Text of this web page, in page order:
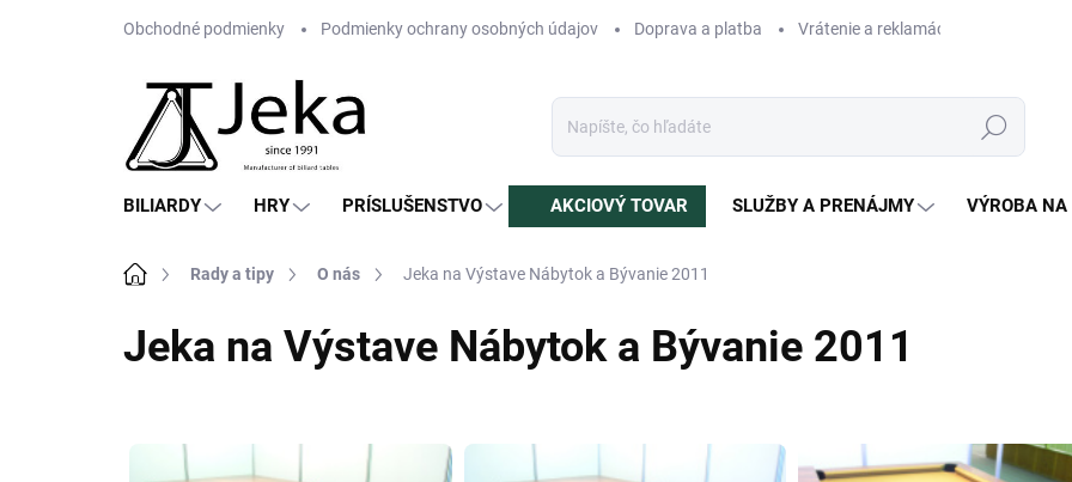
Obchodné podmienky Podmienky ochrany osobných údajov Doprava a platba Vrátenie a reklamácia
Hľadať
BILIARDY HRY PRÍSLUŠENSTVO AKCIOVÝ TOVAR SLUŽBY A PRENÁJMY VÝROBA NA
DomovRady a tipy O nás Jeka na Výstave Nábytok a Bývanie 2011
Jeka na Výstave Nábytok a Bývanie 2011